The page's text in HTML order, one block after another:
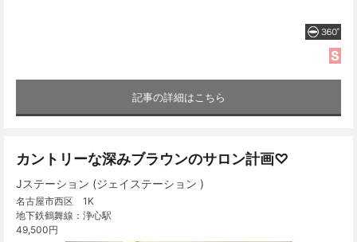
記事の詳細はこちら
カントリーな深みブラウンのサロン計画♡
Jステーション (ジェイステーション )
名古屋市西区 1K
地下鉄鶴舞線：浄心駅
49,500円